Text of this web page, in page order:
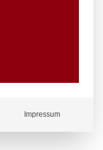
40 Jahren
Paypal,
Impressum